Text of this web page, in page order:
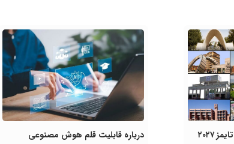
درباره قابلیت قلم هوش مصنوعی